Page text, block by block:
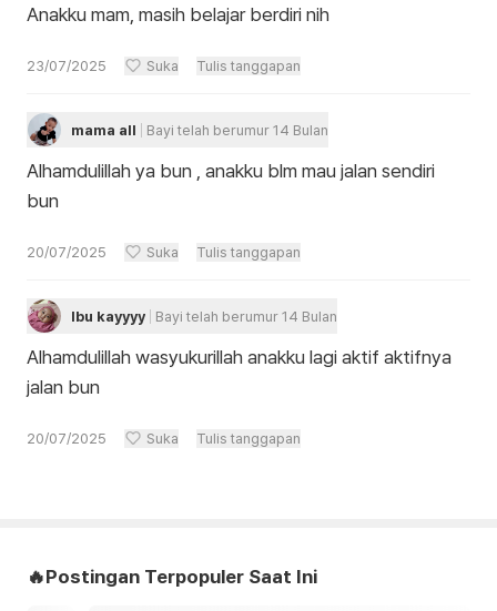
Anakku mam, masih belajar berdiri nih
23/07/2025 Suka Tulis tanggapan
mama all Bayi telah berumur 14 Bulan
Alhamdulillah ya bun , anakku blm mau jalan sendiri
bun
20/07/2025 Suka Tulis tanggapan
Ibu kayyyy Bayi telah berumur 14 Bulan
Alhamdulillah wasyukurillah anakku lagi aktif aktifnya
jalan bun
20/07/2025 Suka Tulis tanggapan
🔥Postingan Terpopuler Saat Ini